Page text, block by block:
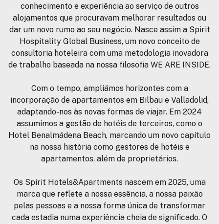
conhecimento e experiência ao serviço de outros
alojamentos que procuravam melhorar resultados ou
dar um novo rumo ao seu negócio. Nasce assim a Spirit
Hospitality Global Business, um novo conceito de
consultoria hoteleira com uma metodologia inovadora
de trabalho baseada na nossa filosofia WE ARE INSIDE.
Com o tempo, ampliámos horizontes com a
incorporação de apartamentos em Bilbau e Valladolid,
adaptando-nos às novas formas de viajar. Em 2024
assumimos a gestão de hotéis de terceiros, como o
Hotel Benalmádena Beach, marcando um novo capítulo
na nossa história como gestores de hotéis e
apartamentos, além de proprietários.
Os Spirit Hotels&Apartments nascem em 2025, uma
marca que reflete a nossa essência, a nossa paixão
pelas pessoas e a nossa forma única de transformar
cada estadia numa experiência cheia de significado. O